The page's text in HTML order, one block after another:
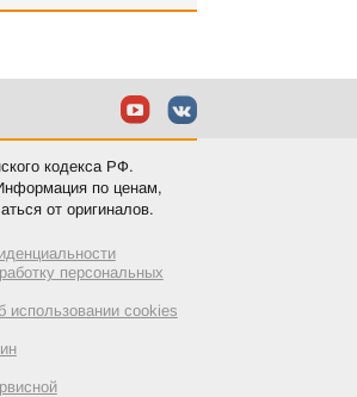
кодекса РФ.
по ценам,
от оригиналов.
персональных
использовании cookies